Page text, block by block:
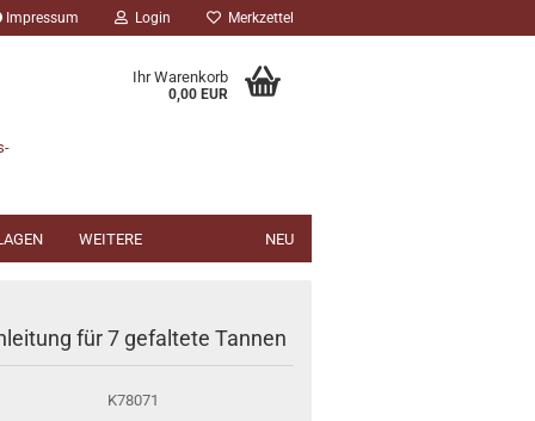
Impressum Login Merkzettel
Ihr Warenkorb
0,00 EUR
NEU
WEITERE
für 7 gefaltete Tannen
K78071